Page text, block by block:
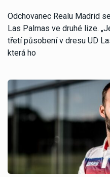
Odchovanec Realu Madrid
Las Palmas ve druhé lize.
třetí působení v dresu UD
která ho